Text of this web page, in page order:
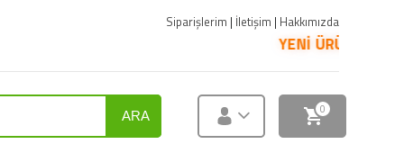
Siparişlerim | İletişim | Hakkımızda
YENİ ÜRÜNLER SATIŞA
ARA 0